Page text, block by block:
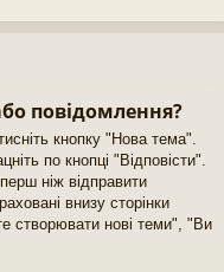
повідомлення?
кнопку "Нова тема".
по кнопці "Відповісти".
ніж відправити
внизу сторінки
створювати нові теми", "Ви